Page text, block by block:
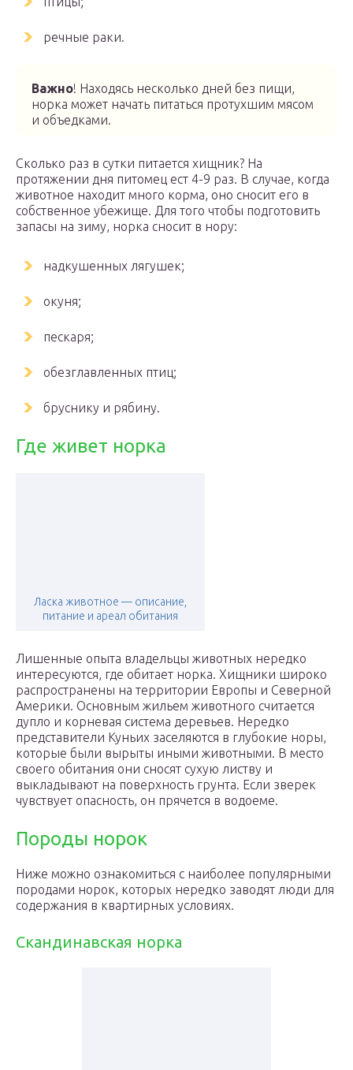
речные раки.
Важно! Находясь несколько дней без пищи,
норка может начать питаться протухшим мясом
и объедками.
Сколько раз в сутки питается хищник? На
протяжении дня питомец ест 4-9 раз. В случае, когда
животное находит много корма, оно сносит его в
собственное убежище. Для того чтобы подготовить
запасы на зиму, норка сносит в нору:
надкушенных лягушек;
окуня;
пескаря;
обезглавленных птиц;
бруснику и рябину.
Где живет норка
Ласка животное — описание,
питание и ареал обитания
Лишенные опыта владельцы животных нередко
интересуются, где обитает норка. Хищники широко
распространены на территории Европы и Северной
Америки. Основным жильем животного считается
дупло и корневая система деревьев. Нередко
представители Куньих заселяются в глубокие норы,
которые были вырыты иными животными. В место
своего обитания они сносят сухую листву и
выкладывают на поверхность грунта. Если зверек
чувствует опасность, он прячется в водоеме.
Породы норок
Ниже можно ознакомиться с наиболее популярными
породами норок, которых нередко заводят люди для
содержания в квартирных условиях.
Скандинавская норка